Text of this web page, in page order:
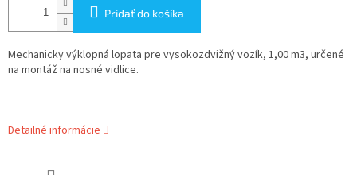
Pridať do košíka
Mechanicky výklopná lopata pre vysokozdvižný vozík, 1,00 m3, určené
na montáž na nosné vidlice.
Detailné informácie